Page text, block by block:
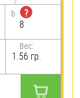
b
?
8
Вес:
1.56 гр.